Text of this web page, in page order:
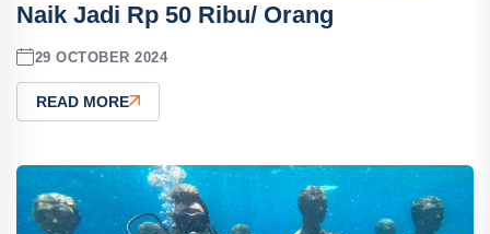
Naik Jadi Rp 50 Ribu/ Orang
29 OCTOBER 2024
READ MORE